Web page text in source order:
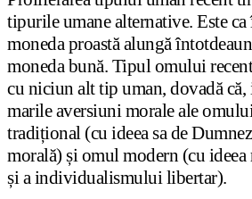
tipurile umane alternative. Este
moneda proastă alungă
moneda bună. Tipul omului
cu niciun alt tip uman, dovadă
marile aversiuni morale ale
tradițional (cu ideea sa de
morală) și omul modern (cu
și a individualis­mului libertar).